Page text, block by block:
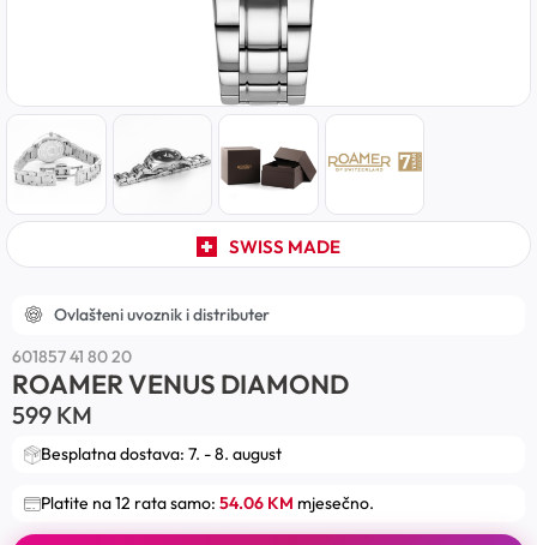
SWISS MADE
Ovlašteni uvoznik i distributer
601857 41 80 20
ROAMER VENUS DIAMOND
599 KM
Besplatna dostava: 7. - 8. august
Platite na 12 rata samo: 54.06 KM mjesečno.